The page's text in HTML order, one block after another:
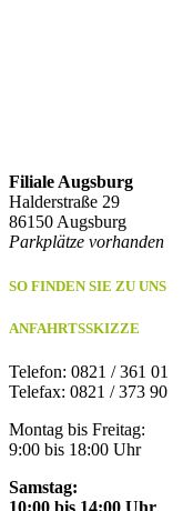
Filiale Augsburg
Halderstraße 29
86150 Augsburg
Parkplätze vorhanden
SO FINDEN SIE ZU UNS
ANFAHRTSSKIZZE
Telefon: 0821 / 361 01
Telefax: 0821 / 373 90
Montag bis Freitag:
9:00 bis 18:00 Uhr
Samstag:
10:00 bis 14:00 Uhr